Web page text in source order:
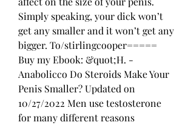
Simply speaking, your dick won’t
get any smaller and it won’t get any
bigger. To/stirlingcooper=====
Buy my Ebook: &quot;H. -
Anabolicco Do Steroids Make Your
Penis Smaller? Updated on
10/27/2022 Men use testosterone
for many different reasons